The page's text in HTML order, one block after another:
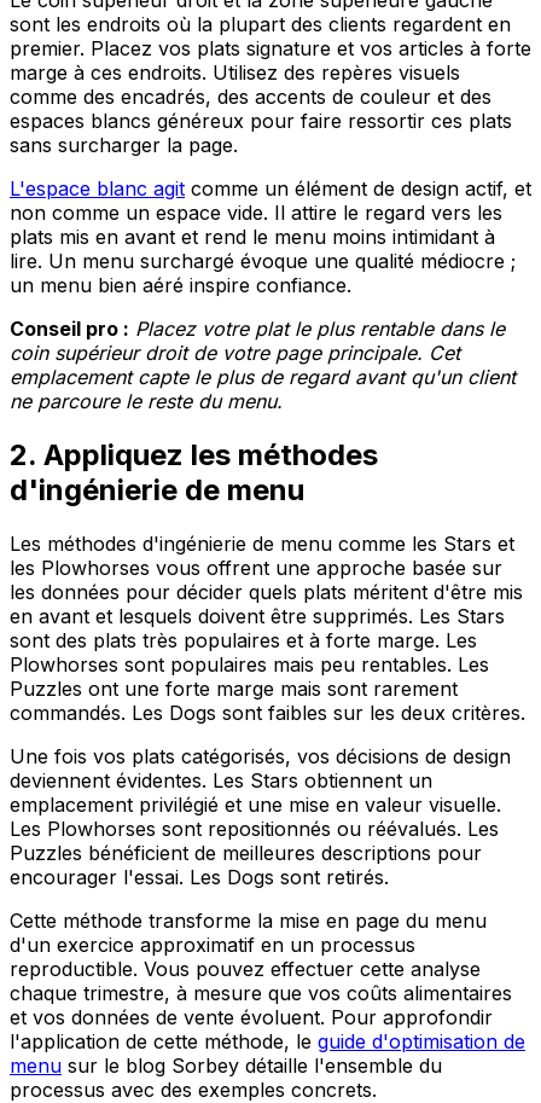
sont les endroits où la plupart des clients regardent en
premier. Placez vos plats signature et vos articles à forte
marge à ces endroits. Utilisez des repères visuels
comme des encadrés, des accents de couleur et des
espaces blancs généreux pour faire ressortir ces plats
sans surcharger la page.
L'espace blanc agit comme un élément de design actif, et
non comme un espace vide. Il attire le regard vers les
plats mis en avant et rend le menu moins intimidant à
lire. Un menu surchargé évoque une qualité médiocre ;
un menu bien aéré inspire confiance.
Conseil pro : Placez votre plat le plus rentable dans le
coin supérieur droit de votre page principale. Cet
emplacement capte le plus de regard avant qu'un client
ne parcoure le reste du menu.
2. Appliquez les méthodes
d'ingénierie de menu
Les méthodes d'ingénierie de menu comme les Stars et
les Plowhorses vous offrent une approche basée sur
les données pour décider quels plats méritent d'être mis
en avant et lesquels doivent être supprimés. Les Stars
sont des plats très populaires et à forte marge. Les
Plowhorses sont populaires mais peu rentables. Les
Puzzles ont une forte marge mais sont rarement
commandés. Les Dogs sont faibles sur les deux critères.
Une fois vos plats catégorisés, vos décisions de design
deviennent évidentes. Les Stars obtiennent un
emplacement privilégié et une mise en valeur visuelle.
Les Plowhorses sont repositionnés ou réévalués. Les
Puzzles bénéficient de meilleures descriptions pour
encourager l'essai. Les Dogs sont retirés.
Cette méthode transforme la mise en page du menu
d'un exercice approximatif en un processus
reproductible. Vous pouvez effectuer cette analyse
chaque trimestre, à mesure que vos coûts alimentaires
et vos données de vente évoluent. Pour approfondir
l'application de cette méthode, le guide d'optimisation de
menu sur le blog Sorbey détaille l'ensemble du
processus avec des exemples concrets.